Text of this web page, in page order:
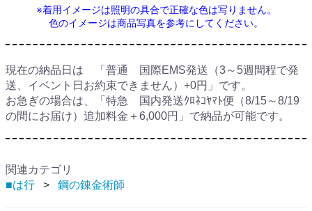
※着用イメージは照明の具合で正確な色は写りません。
色のイメージは商品写真を参考にしてください。
現在の納品日は 「普通 国際EMS発送（3～5週間程で発
送、イベント日お約束できません）+0円」です。
お急ぎの場合は、「特急 国内発送ｸﾛﾈｺﾔﾏﾄ便（8/15～8/19
の間にお届け）追加料金＋6,000円」で納品が可能です。
関連カテゴリ
■は行
鋼の錬金術師